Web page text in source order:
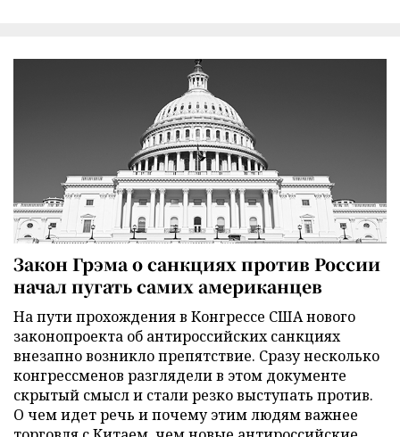
Закон Грэма о санкциях против России
начал пугать самих американцев
На пути прохождения в Конгрессе США нового
законопроекта об антироссийских санкциях
внезапно возникло препятствие. Сразу несколько
конгрессменов разглядели в этом документе
скрытый смысл и стали резко выступать против.
О чем идет речь и почему этим людям важнее